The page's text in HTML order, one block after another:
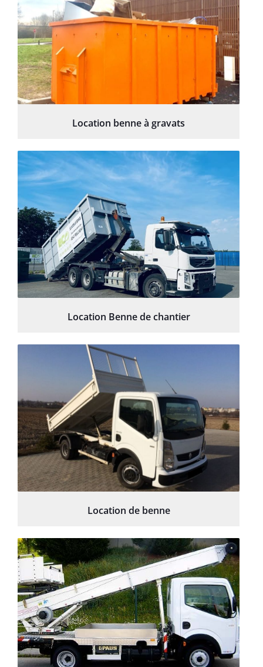
Location benne à gravats
Location Benne de chantier
Location de benne